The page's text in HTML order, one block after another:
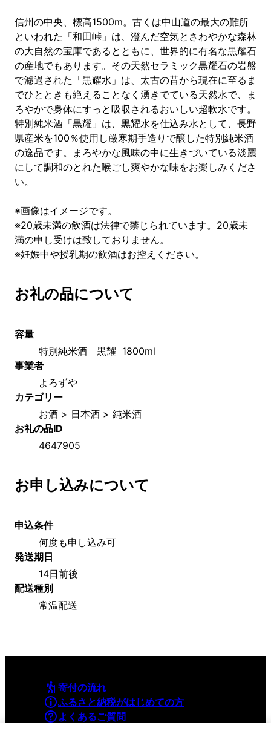
信州の中央、標高1500m。古くは中山道の最大の難所
といわれた「和田峠」は、澄んだ空気とさわやかな森林
の大自然の宝庫であるとともに、世界的に有名な黒耀石
の産地でもあります。その天然セラミック黒耀石の岩盤
で濾過された「黒耀水」は、太古の昔から現在に至るま
でひとときも絶えることなく湧きでている天然水で、ま
ろやかで身体にすっと吸収されるおいしい超軟水です。
特別純米酒「黒耀」は、黒耀水を仕込み水として、長野
県産米を100％使用し厳寒期手造りで醸した特別純米酒
の逸品です。まろやかな風味の中に生きづいている淡麗
にして調和のとれた喉ごし爽やかな味をお楽しみくださ
い。
※画像はイメージです。
※20歳未満の飲酒は法律で禁じられています。20歳未
満の申し受けは致しておりません。
※妊娠中や授乳期の飲酒はお控えください。
お礼の品について
容量
特別純米酒　黒耀  1800ml
事業者
よろずや
カテゴリー
お酒 > 日本酒 > 純米酒
お礼の品ID
4647905
お申し込みについて
申込条件
何度も申し込み可
発送期日
14日前後
配送種別
常温配送
寄付の流れ
ふるさと納税がはじめての方
よくあるご質問